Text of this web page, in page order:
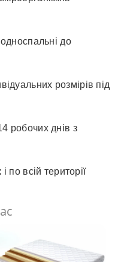
односпальні до
розмірів під
робочих днів з
по всій території